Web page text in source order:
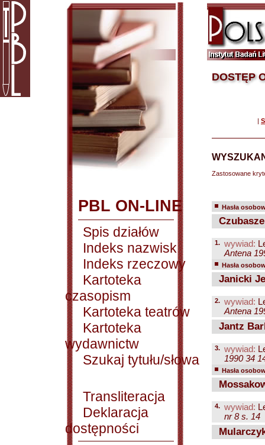
PBL ON-LINE
Spis działów
Indeks nazwisk
Indeks rzeczowy
Kartoteka
czasopism
Kartoteka teatrów
Kartoteka
wydawnictw
Szukaj tytułu/słowa
Transliteracja
Deklaracja
dostępności
DOSTĘP
|
Zastosowane
Hasła
1. wywiad:
Antena
Hasła
Janicki
2. wywiad:
Antena
Jantz
3. wywiad:
1990 34
Hasła
4. wywiad:
nr 8 s. 14